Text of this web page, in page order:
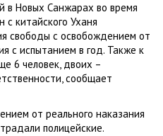
в Новых Санжарах во время
с китайского Уханя
свободы с освобождением от
с испытанием в год. Также к
6 человек, двоих –
сообщает
от реального наказания
полицейские.